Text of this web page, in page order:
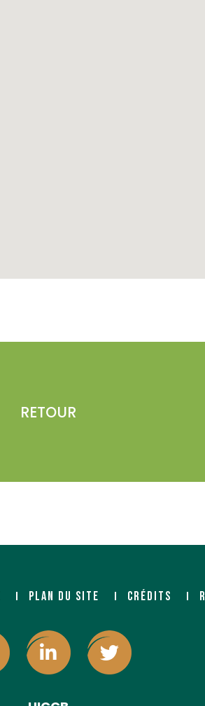
RETOUR
PLAN DU SITE CRÉDITS